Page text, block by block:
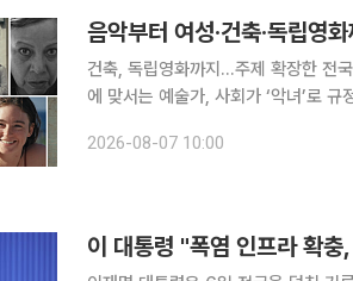
건축, 독립영화까지…주제 확장한 전국
에 맞서는 예술가, 사회가 ‘악녀’로
모와 주제는 다르지만 익숙한 제도와
2026-08-07 10:00
이 대통령 "폭염 인프라 확